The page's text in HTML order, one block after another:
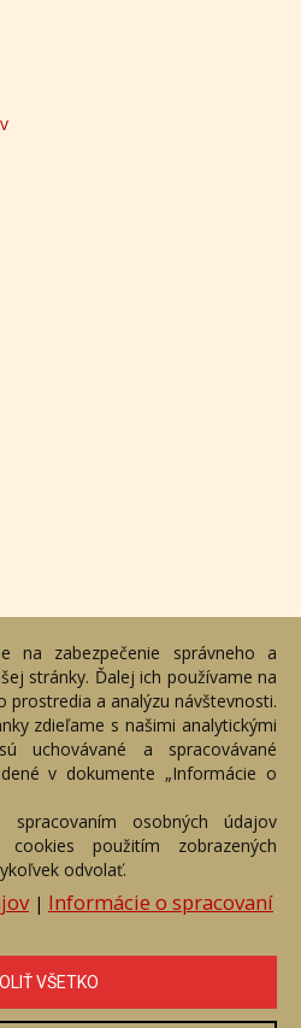
Obchodné podmienky
Bezplatné poradenstvo
© 2007 - 2026
jej vlastníka. Všetky práva sú
na zabezpečenie správneho a
stránky. Ďalej ich používame na
prostredia a analýzu návštevnosti.
zdieľame s našimi analytickými
uchovávané a spracovávané
v dokumente „Informácie o
osobných údajov
cookies použitím zobrazených
odvolať.
| Informácie o spracovaní
VŠETKO